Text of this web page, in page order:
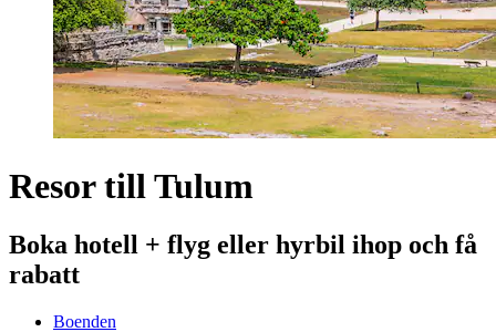
Resor till Tulum
Boka hotell + flyg eller hyrbil ihop och få
rabatt
Boenden